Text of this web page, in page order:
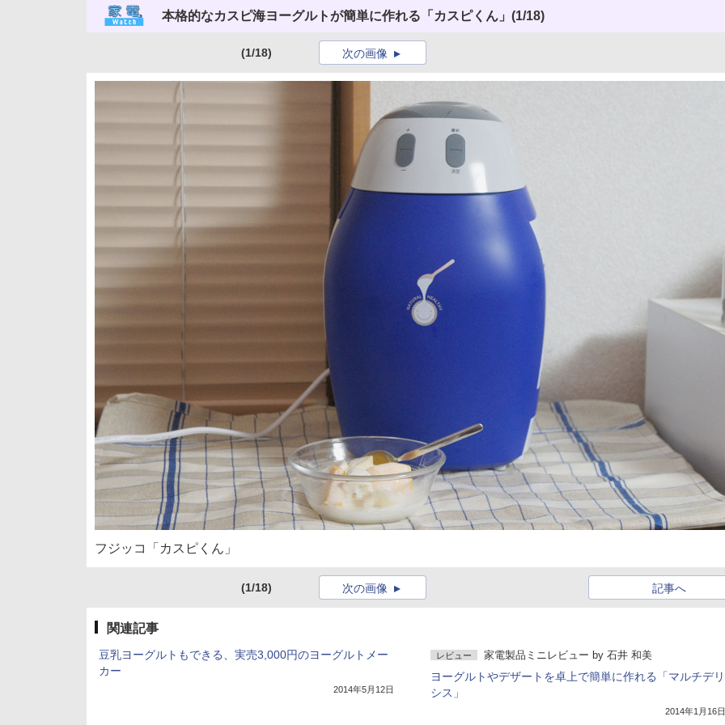
本格的なカスピ海ヨーグルトが簡単に作れる「カスピくん」 (1/18)
(1/18) 次の画像
フジッコ「カスピくん」
(1/18) 記事へ
次の画像
関連記事
豆乳ヨーグルトもできる、実売3,000円のヨーグルトメー
カー
2014年5月12日
レビュー 家電製品ミニレビュー by 石井 和美
ヨーグルトやデザートを卓上で簡単に作れる「マルチデリ
シス」
2014年1月16日